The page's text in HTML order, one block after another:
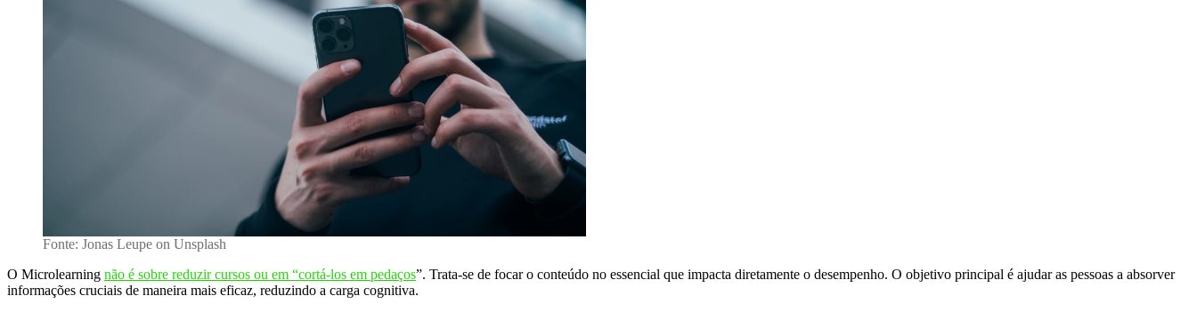
Fonte: Jonas Leupe on Unsplash
O Microlearning não é sobre reduzir cursos ou em “cortá-los em pedaços”. Trata-se de focar o conteúdo no essencial que impacta diretamente o desempenho. O objetivo principal é ajudar as pessoas a absorver
informações cruciais de maneira mais eficaz, reduzindo a carga cognitiva.